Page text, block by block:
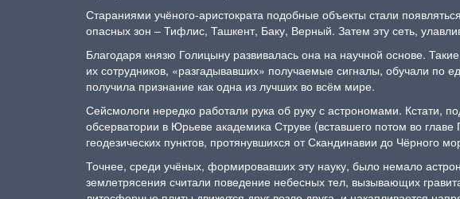
Стараниями учёного-аристократа подобные объекты стали
опасных зон – Тифлис, Ташкент, Баку, Верный. Затем эту сеть,
Благодаря князю Голицыну развивалась она на научной основе.
их сотрудников, «разгадывавших» получаемые сигналы, обучали по
получила признание как одна из лучших во всём мире.
Сейсмологи нередко работали рука об руку с астрономами. Кстати,
обсерватории в Юрьеве академика Струве (вставшего потом во
геодезических пунктов, протянувшихся от Скандинавии до Чёрного
Точнее, среди учёных, формировавших эту науку, было немало
землетрясения считали поведение небесных тел, вызывающих